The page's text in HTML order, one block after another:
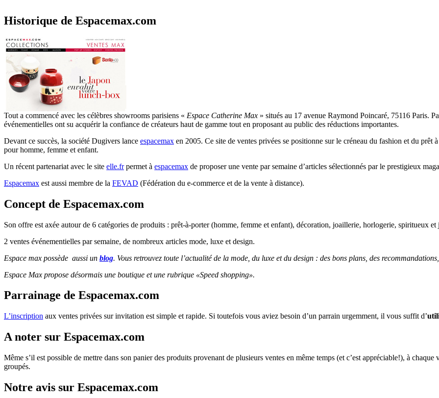
Historique de Espacemax.com
Tout a commencé avec les célèbres showrooms parisiens « Espace Catherine Max » situés au 17 avenue Raymond Poincaré, 75116 Paris.
événementielles ont su acquérir la confiance de créateurs haut de gamme tout en proposant au public des réductions importantes.
Devant ce succès, la société Dugivers lance espacemax en 2005. Ce site de ventes privées se positionne sur le créneau du fashion et du
pour homme, femme et enfant.
Un récent partenariat avec le site elle.frpermet à espacemax de proposer une vente par semaine d’articles sélectionnés par le prestigieux
Espacemax est aussi membre de la FEVAD (Fédération du e-commerce et de la vente à distance).
Concept de Espacemax.com
Son offre est axée autour de 6 catégories de produits : prêt-à-porter (homme, femme et enfant), décoration, joaillerie, horlogerie, spiritueux
2 ventes événementielles par semaine, de nombreux articles mode, luxe et design.
Espace max possède aussi un blog. Vous retrouvez toute l’actualité de la mode, du luxe et du design : des bons plans, des
Espace Max propose désormais une boutique et une rubrique «Speed shopping».
Parrainage de Espacemax.com
L’inscription aux ventes privées sur invitation est simple et rapide. Si toutefois vous aviez besoin d’un parrain urgemment, il vous suffit d’
A noter sur Espacemax.com
Même s’il est possible de mettre dans son panier des produits provenant de plusieurs ventes en même temps (et c’est appréciable!), à
groupés.
Notre avis sur Espacemax.com